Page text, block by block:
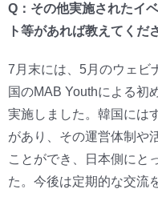
Q：その他実施されたイ
ト等があれば教えてくだ
7月末には、5月のウェビ
国のMAB Youthによる初
実施しました。韓国には
があり、その運営体制や
ことができ、日本側にと
た。今後は定期的な交流